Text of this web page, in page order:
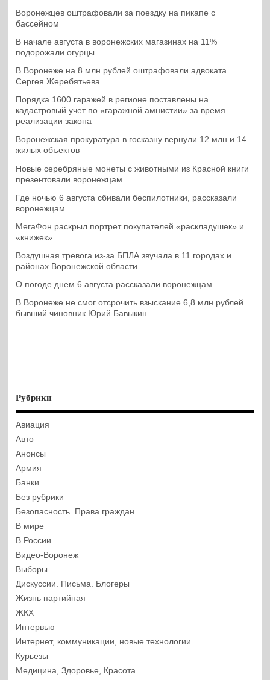
Воронежцев оштрафовали за поездку на пикапе с
бассейном
В начале августа в воронежских магазинах на 11%
подорожали огурцы
В Воронеже на 8 млн рублей оштрафовали адвоката
Сергея Жеребятьева
Порядка 1600 гаражей в регионе поставлены на
кадастровый учет по «гаражной амнистии» за время
реализации закона
Воронежская прокуратура в госказну вернули 12 млн и 14
жилых объектов
Новые серебряные монеты с животными из Красной книги
презентовали воронежцам
Где ночью 6 августа сбивали беспилотники, рассказали
воронежцам
МегаФон раскрыл портрет покупателей «раскладушек» и
«книжек»
Воздушная тревога из-за БПЛА звучала в 11 городах и
районах Воронежской области
О погоде днем 6 августа рассказали воронежцам
В Воронеже не смог отсрочить взыскание 6,8 млн рублей
бывший чиновник Юрий Бавыкин
Рубрики
Авиация
Авто
Анонсы
Армия
Банки
Без рубрики
Безопасность. Права граждан
В мире
В России
Видео-Воронеж
Выборы
Дискуссии. Письма. Блогеры
Жизнь партийная
ЖКХ
Интервью
Интернет, коммуникации, новые технологии
Курьезы
Медицина, Здоровье, Красота